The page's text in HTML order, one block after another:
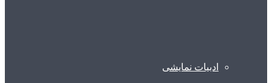
ادبیات نمایشی